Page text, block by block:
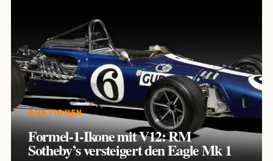
AUKTIONEN
Formel-1-Ikone mit V12: RM
Sotheby’s versteigert den Eagle Mk 1